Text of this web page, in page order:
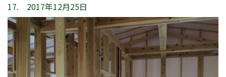
17. 2017年12月25日